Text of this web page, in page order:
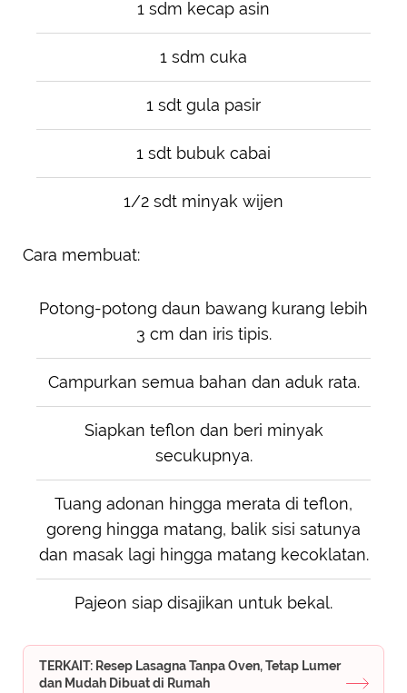
1 sdm kecap asin
1 sdm cuka
1 sdt gula pasir
1 sdt bubuk cabai
1/2 sdt minyak wijen
Cara membuat:
Potong-potong daun bawang kurang lebih
3 cm dan iris tipis.
Campurkan semua bahan dan aduk rata.
Siapkan teflon dan beri minyak
secukupnya.
Tuang adonan hingga merata di teflon,
goreng hingga matang, balik sisi satunya
dan masak lagi hingga matang kecoklatan.
Pajeon siap disajikan untuk bekal.
TERKAIT: Resep Lasagna Tanpa Oven, Tetap Lumer
dan Mudah Dibuat di Rumah